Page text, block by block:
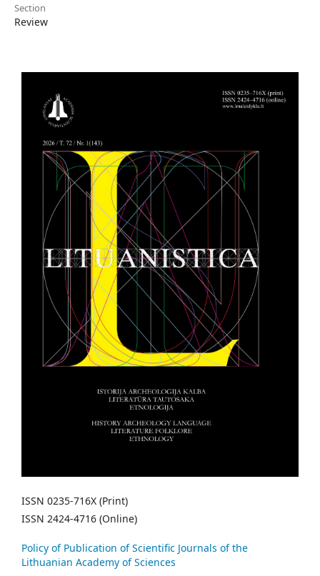
Section
Review
ISSN 0235-716X (Print)
ISSN 2424-4716 (Online)
Policy of Publication of Scientific Journals of the
Lithuanian Academy of Sciences